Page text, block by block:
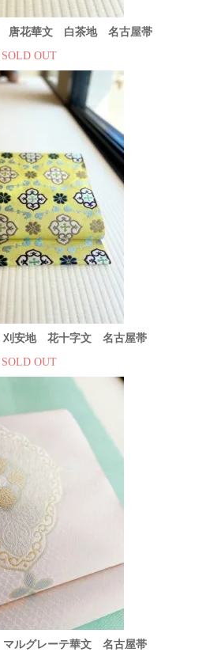
唐花華文 白茶地 名古屋帯
SOLD OUT
安地 花十字文 名古屋帯
SOLD OUT
ルグレーテ華文 名古屋帯